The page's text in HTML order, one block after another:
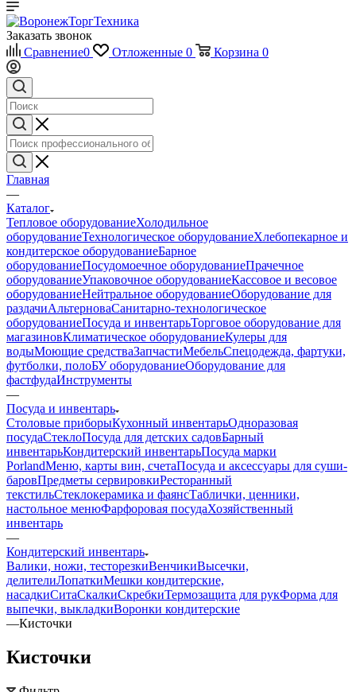
Заказать звонок
Сравнение0 Отложенные 0 Корзина 0
Главная
—
Каталог
Тепловое оборудованиеХолодильное
оборудованиеТехнологическое оборудованиеХлебопекарное и
кондитерское оборудованиеБарное
оборудованиеПосудомоечное оборудованиеПрачечное
оборудованиеУпаковочное оборудованиеКассовое и весовое
оборудованиеНейтральное оборудованиеОборудование для
раздачиАльтерноваСанитарно-технологическое
оборудованиеПосуда и инвентарьТорговое оборудование для
магазиновКлиматическое оборудованиеКулеры для
водыМоющие средстваЗапчастиМебельСпецодежда, фартуки,
футболки, полоБУ оборудованиеОборудование для
фастфудаИнструменты
—
Посуда и инвентарь
Столовые приборыКухонный инвентарьОдноразовая
посудаСтеклоПосуда для детских садовБарный
инвентарьКондитерский инвентарьПосуда марки
PorlandМеню, карты вин, счетаПосуда и аксессуары для суши-
баровПредметы сервировкиРесторанный
текстильСтеклокерамика и фаянсТаблички, ценники,
настольное менюФарфоровая посудаХозяйственный
инвентарь
—
Кондитерский инвентарь
Валики, ножи, тесторезкиВенчикиВысечки,
делителиЛопаткиМешки кондитерские,
насадкиСитаСкалкиСкребкиТермозащита для рукФорма для
выпечки, выкладкиВоронки кондитерские
—Кисточки
Кисточки